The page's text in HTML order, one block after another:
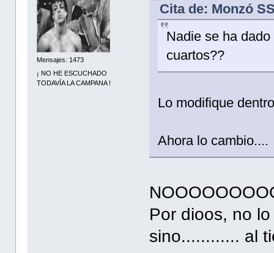
Mensajes: 1473
¡ NO HE ESCUCHADO
TODAVÍA LA CAMPANA !
Cita de: Monzó
Nadie se ha
cuartos??
Lo modifique
Ahora lo cambio....
Por dioos, no
sino............ al